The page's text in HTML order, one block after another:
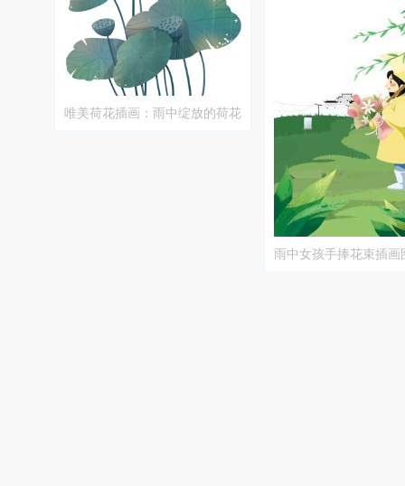
唯美荷花插画：雨中绽放的荷花
雨中女孩手捧花束插画